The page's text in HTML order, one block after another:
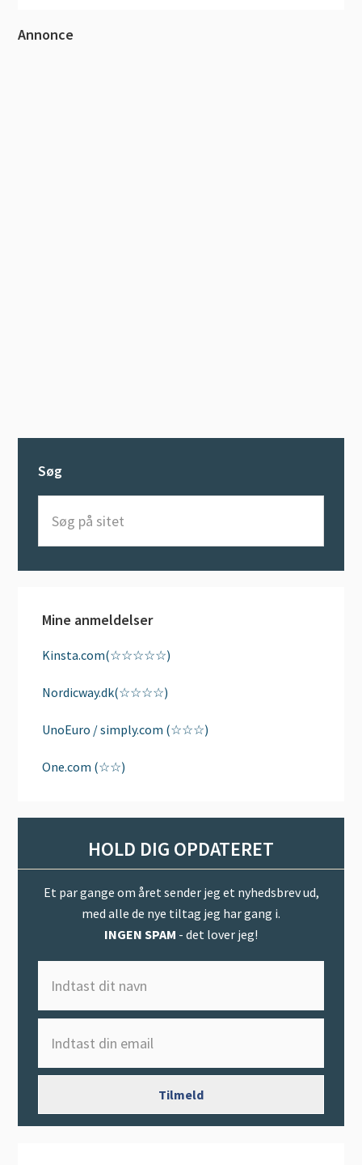
Primær
Annonce
Søg
sitet
Mine anmeldelser
Kinsta.com(☆☆☆☆☆)
Nordicway.dk(☆☆☆☆)
UnoEuro / simply.com (☆☆☆)
One.com (☆☆)
HOLD DIG OPDATERET
Et par gange om året sender jeg et nyhedsbrev ud,
med alle de nye tiltag jeg har gang i.
INGEN SPAM - det lover jeg!